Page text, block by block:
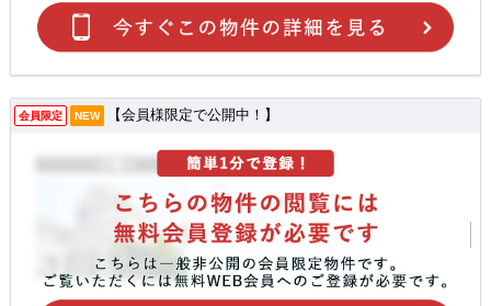
会員限定 NEW 【会員様限定で公開中！】